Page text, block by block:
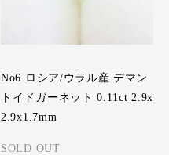
No6 ロシア/ウラル産 デマン
トイドガーネット 0.11ct 2.9x
2.9x1.7mm
SOLD OUT